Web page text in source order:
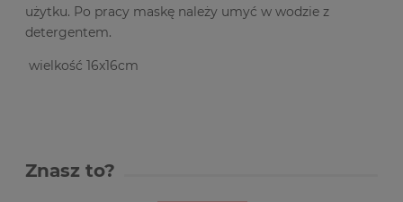
użytku. Po pracy maskę należy umyć w wodzie z
detergentem.
wielkość 16x16cm
Znasz to?